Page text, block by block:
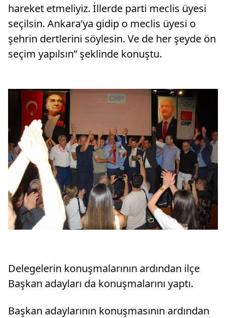
hareket etmeliyiz. İllerde parti meclis üyesi
seçilsin. Ankara’ya gidip o meclis üyesi o
şehrin dertlerini söylesin. Ve de her şeyde ön
seçim yapılsın” şeklinde konuştu.
Delegelerin konuşmalarının ardından ilçe
Başkan adayları da konuşmalarını yaptı.
Başkan adaylarının konuşmasının ardından